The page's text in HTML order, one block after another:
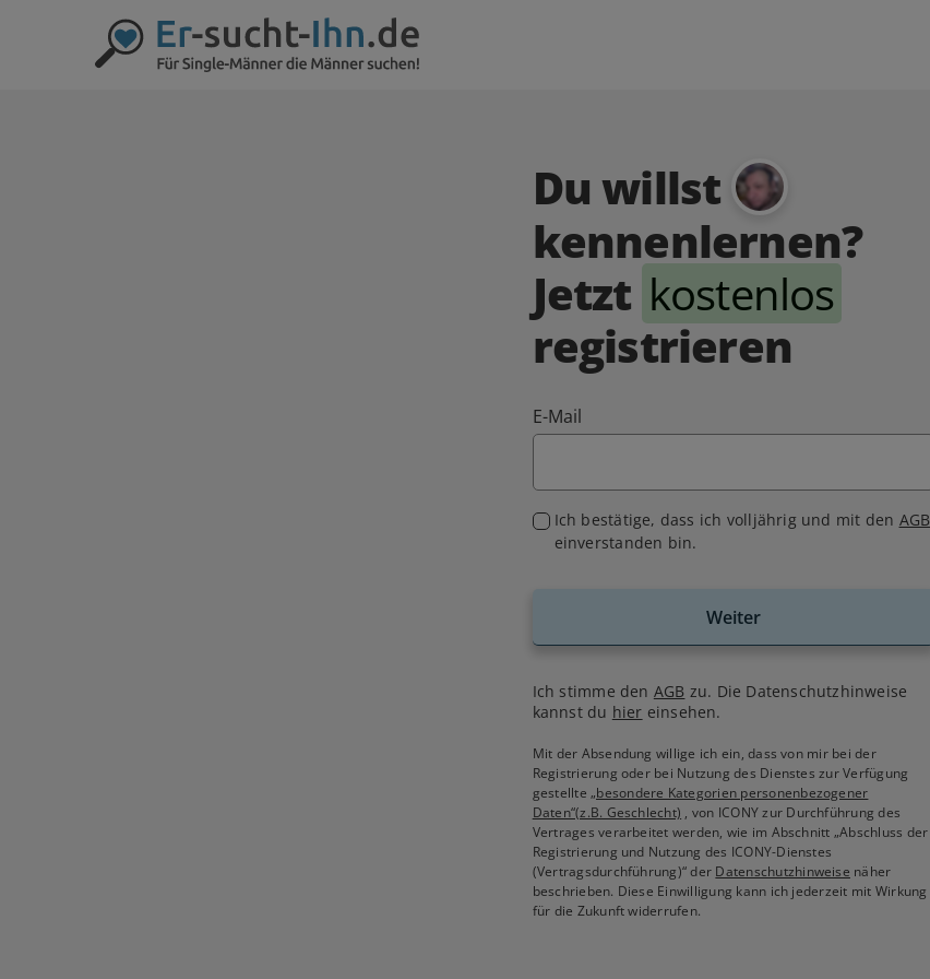
Du willst
kennenlernen?
Jetzt kostenlos
registrieren
E-Mail
Ich bestätige, dass ich volljährig und mit den AGB
einverstanden bin.
Weiter
Ich stimme den AGB zu. Die Datenschutzhinweise
kannst du hier einsehen.
Mit der Absendung willige ich ein, dass von mir bei der
Registrierung oder bei Nutzung des Dienstes zur Verfügung
gestellte„besondere Kategorien personenbezogener
Daten“(z.B. Geschlecht) , von ICONY zur Durchführung des
Vertrages verarbeitet werden, wie im Abschnitt „Abschluss der
Registrierung und Nutzung des ICONY-Dienstes
(Vertragsdurchführung)“ der Datenschutzhinweise näher
beschrieben. Diese Einwilligung kann ich jederzeit mit Wirkung
für die Zukunft widerrufen.